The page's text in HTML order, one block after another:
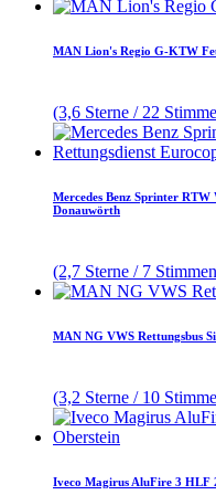
MAN Lion's Regio G-KTW
(3,6 Sterne / 22
Mercedes Benz Sprinter
Donauwörth
(2,7 Sterne / 7
MAN NG VWS Rettungsbus
(3,2 Sterne / 10
Iveco Magirus AluFire 3 HLF